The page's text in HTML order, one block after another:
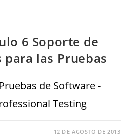
6 Soporte de
las Pruebas
de Software -
Testing
12 DE AGOSTO DE 2013